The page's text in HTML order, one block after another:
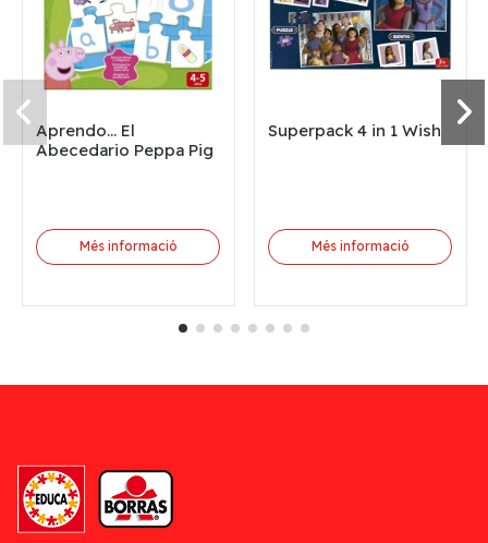
Aprendo... El
Abecedario Peppa Pig
Més informació
Superpack 4 in 1 Wish
Més informació